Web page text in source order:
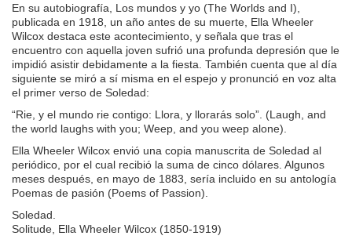
En su autobiografía, Los mundos y yo (The Worlds and I),
publicada en 1918, un año antes de su muerte, Ella Wheeler
Wilcox destaca este acontecimiento, y señala que tras el
encuentro con aquella joven sufrió una profunda depresión que le
impidió asistir debidamente a la fiesta. También cuenta que al día
siguiente se miró a sí misma en el espejo y pronunció en voz alta
el primer verso de Soledad:
“Rie, y el mundo rie contigo: Llora, y llorarás solo”. (Laugh, and
the world laughs with you; Weep, and you weep alone).
Ella Wheeler Wilcox envió una copia manuscrita de Soledad al
periódico, por el cual recibió la suma de cinco dólares. Algunos
meses después, en mayo de 1883, sería incluido en su antología
Poemas de pasión (Poems of Passion).
Soledad.
Solitude, Ella Wheeler Wilcox (1850-1919)